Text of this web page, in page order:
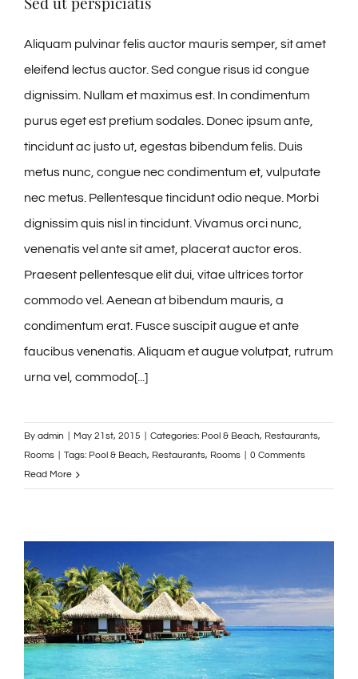
Aliquam pulvinar felis auctor mauris semper, sit amet
eleifend lectus auctor. Sed congue risus id congue
dignissim. Nullam et maximus est. In condimentum
purus eget est pretium sodales. Donec ipsum ante,
tincidunt ac justo ut, egestas bibendum felis. Duis
metus nunc, congue nec condimentum et, vulputate
nec metus. Pellentesque tincidunt odio neque. Morbi
dignissim quis nisl in tincidunt. Vivamus orci nunc,
venenatis vel ante sit amet, placerat auctor eros.
Praesent pellentesque elit dui, vitae ultrices tortor
commodo vel. Aenean at bibendum mauris, a
condimentum erat. Fusce suscipit augue et ante
faucibus venenatis. Aliquam et augue volutpat, rutrum
urna vel, commodo[...]
By admin May 21st, 2015 Categories: Pool & Beach, Restaurants,
Rooms
Tags: Pool & Beach, Restaurants, Rooms
0 Comments
Read More